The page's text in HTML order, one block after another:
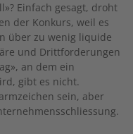
Einfach gesagt, droht
der Konkurs, weil es
über zu wenig liquide
und Drittforderungen
an dem ein
gibt es nicht.
sein, aber